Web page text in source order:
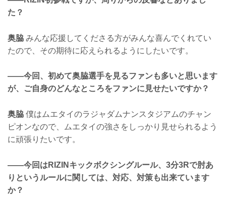
た？
奥脇 みんな応援してくださる方がみんな喜んでくれてい
たので、その期待に応えられるようにしたいです。
——今回、初めて奥脇選手を見るファンも多いと思います
が、ご自身のどんなところをファンに見せたいですか？
奥脇 僕はムエタイのラジャダムナンスタジアムのチャン
ピオンなので、ムエタイの強さをしっかり見せられるよう
に頑張りたいです。
——今回はRIZINキックボクシングルール、3分3Rで肘あ
りというルールに関しては、対応、対策も出来ています
か？